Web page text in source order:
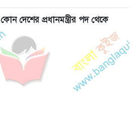
দেশের প্রধানমন্ত্রীর পদ থেকে